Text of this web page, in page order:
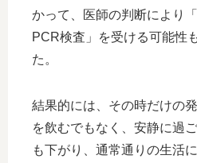
かって、医師の判断により
PCR検査」を受ける可能性
た。
結果的には、その時だけの
を飲むでもなく、安静に過
も下がり、通常通りの生活